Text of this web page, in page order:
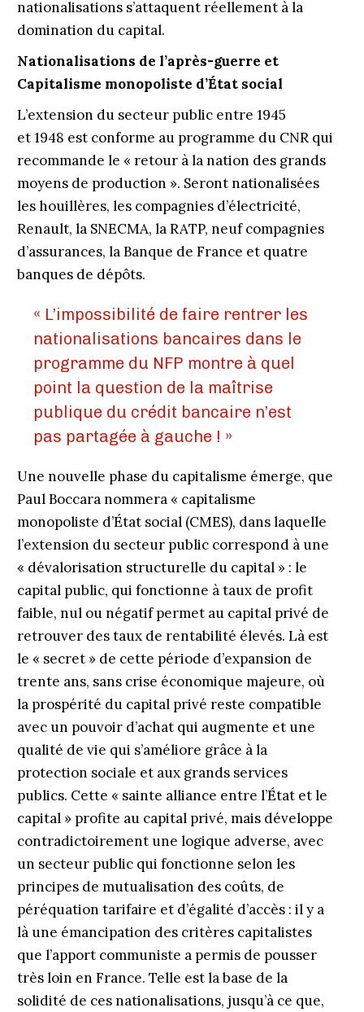
nationalisations s’attaquent réellement à la
domination du capital.
Nationalisations de l’après-guerre et
Capitalisme monopoliste d’État social
L’extension du secteur public entre 1945
et 1948 est conforme au programme du CNR qui
recommande le « retour à la nation des grands
moyens de production ». Seront nationalisées
les houillères, les compagnies d’électricité,
Renault, la SNECMA, la RATP, neuf compagnies
d’assurances, la Banque de France et quatre
banques de dépôts.
« L’impossibilité de faire rentrer les
nationalisations bancaires dans le
programme du NFP montre à quel
point la question de la maîtrise
publique du crédit bancaire n’est
pas partagée à gauche ! »
Une nouvelle phase du capitalisme émerge, que
Paul Boccara nommera « capitalisme
monopoliste d’État social (CMES), dans laquelle
l’extension du secteur public correspond à une
« dévalorisation structurelle du capital » : le
capital public, qui fonctionne à taux de profit
faible, nul ou négatif permet au capital privé de
retrouver des taux de rentabilité élevés. Là est
le « secret » de cette période d’expansion de
trente ans, sans crise économique majeure, où
la prospérité du capital privé reste compatible
avec un pouvoir d’achat qui augmente et une
qualité de vie qui s’améliore grâce à la
protection sociale et aux grands services
publics. Cette « sainte alliance entre l’État et le
capital » profite au capital privé, mais développe
contradictoirement une logique adverse, avec
un secteur public qui fonctionne selon les
principes de mutualisation des coûts, de
péréquation tarifaire et d’égalité d’accès : il y a
là une émancipation des critères capitalistes
que l’apport communiste a permis de pousser
très loin en France. Telle est la base de la
solidité de ces nationalisations, jusqu’à ce que,